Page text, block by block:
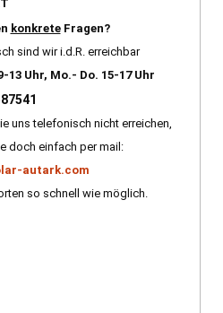
konkreteFragen?
sind wir i.d.R. erreichbar
13 Uhr, Mo.- Do. 15-17 Uhr
uns telefonisch nicht erreichen,
doch einfach per mail:
autark.com
so schnell wie möglich.